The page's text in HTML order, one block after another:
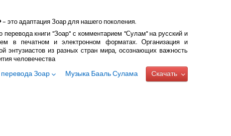
– это адаптация Зоар для нашего поколения.
книги "Зоар" с комментарием "Сулам" на русский и
в печатном и электронном форматах. Организация и
энтузиастов из разных стран мира, осознающих важность
человечества
Зоар Музыка Бааль Сулама Скачать